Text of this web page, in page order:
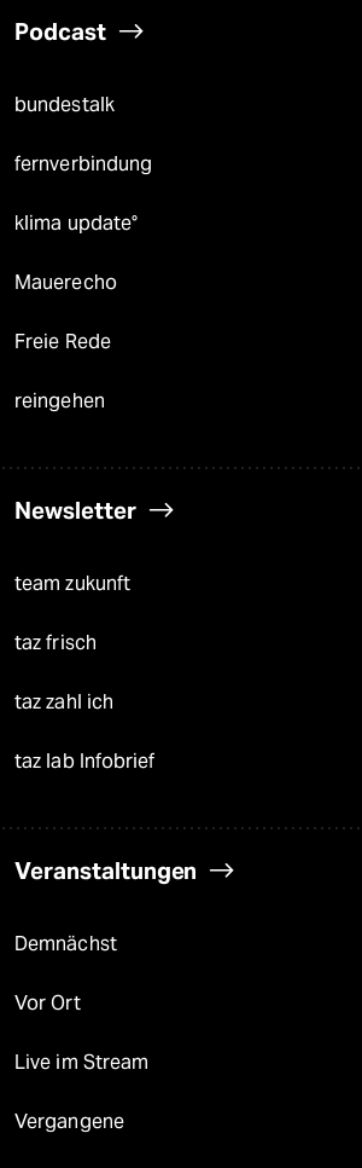
Podcast
bundestalk
fernverbindung
klima update°
Mauerecho
Freie Rede
reingehen
Newsletter
team zukunft
taz frisch
taz zahl ich
taz lab Infobrief
Veranstaltungen
Demnächst
Vor Ort
Live im Stream
Vergangene